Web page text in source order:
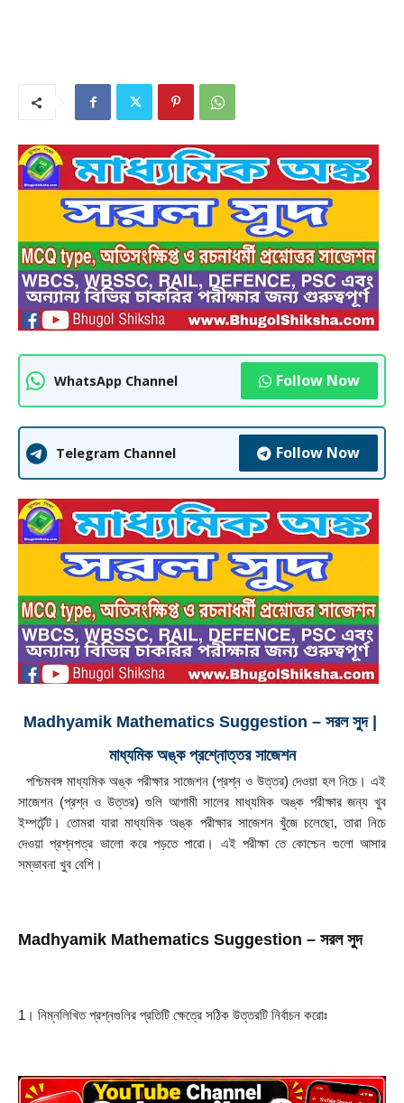
WhatsApp Channel Follow Now
Telegram Channel Follow Now
Madhyamik Mathematics Suggestion – সরল সুদ |
মাধ্যমিক অঙ্ক প্রশ্নোত্তর সাজেশন
পশ্চিমবঙ্গ মাধ্যমিক অঙ্ক পরীক্ষার সাজেশন (প্রশ্ন ও উত্তর) দেওয়া হল নিচে। এই
সাজেশন (প্রশ্ন ও উত্তর) গুলি আগামী সালের মাধ্যমিক অঙ্ক পরীক্ষার জন্য খুব
ইম্পর্টেন্ট। তোমরা যারা মাধ্যমিক অঙ্ক পরীক্ষার সাজেশন খুঁজে চলেছো, তারা নিচে
দেওয়া প্রশ্নপত্র ভালো করে পড়তে পারো। এই পরীক্ষা তে কোশ্চেন গুলো আসার
সম্ভাবনা খুব বেশি।
Madhyamik Mathematics Suggestion – সরল সুদ
1। নিম্নলিখিত প্রশ্নগুলির প্রতিটি ক্ষেত্রে সঠিক উত্তরটি নির্বাচন করোঃ